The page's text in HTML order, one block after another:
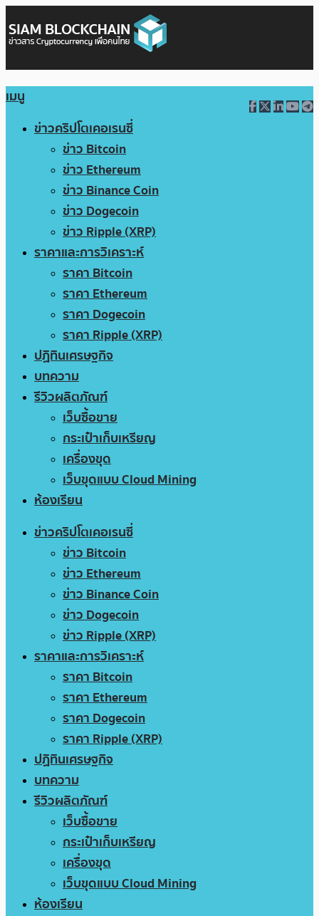
เมนู
ข่าวคริปโตเคอเรนซี่
ข่าว Bitcoin
ข่าว Ethereum
ข่าว Binance Coin
ข่าว Dogecoin
ข่าว Ripple (XRP)
ราคาและการวิเคราะห์
ราคา Bitcoin
ราคา Ethereum
ราคา Dogecoin
ราคา Ripple (XRP)
ปฏิทินเศรษฐกิจ
บทความ
รีวิวผลิตภัณฑ์
เว็บซื้อขาย
กระเป๋าเก็บเหรียญ
เครื่องขุด
เว็บขุดแบบ Cloud Mining
ห้องเรียน
ข่าวคริปโตเคอเรนซี่
ข่าว Bitcoin
ข่าว Ethereum
ข่าว Binance Coin
ข่าว Dogecoin
ข่าว Ripple (XRP)
ราคาและการวิเคราะห์
ราคา Bitcoin
ราคา Ethereum
ราคา Dogecoin
ราคา Ripple (XRP)
ปฏิทินเศรษฐกิจ
บทความ
รีวิวผลิตภัณฑ์
เว็บซื้อขาย
กระเป๋าเก็บเหรียญ
เครื่องขุด
เว็บขุดแบบ Cloud Mining
ห้องเรียน